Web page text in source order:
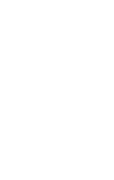
пластик;
G13;
6400К;